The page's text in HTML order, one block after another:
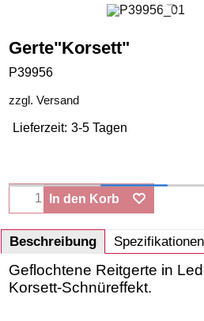
Gerte"Korsett"
P39956
zzgl. Versand
Lieferzeit: 3-5 Tagen
In den Korb
Beschreibung Spezifikationen
Geflochtene Reitgerte in
Korsett-Schnüreffekt.